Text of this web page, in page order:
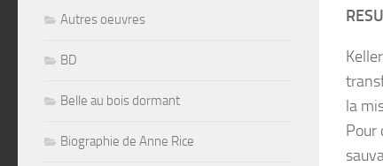
la
Pour
Autres oeuvres
BD
Belle au bois dormant
Biographie de Anne Rice